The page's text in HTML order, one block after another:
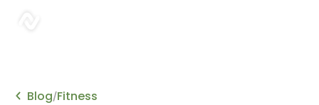
Blog/Fitness